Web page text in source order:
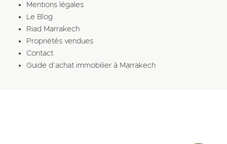
Mentions légales
Le Blog
Riad Marrakech
Propriétés vendues
Contact
Guide d’achat immobilier à Marrakech